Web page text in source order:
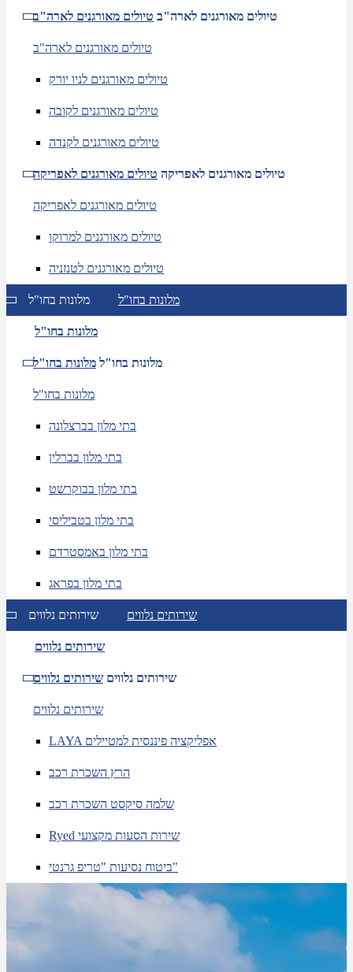
טיולים מאורגנים לארה"ב טיולים מאורגנים לארה"ב
טיולים מאורגנים לארה"ב
טיולים מאורגנים לניו יורק
טיולים מאורגנים לקובה
טיולים מאורגנים לקנדה
טיולים מאורגנים לאפריקה טיולים מאורגנים לאפריקה
טיולים מאורגנים לאפריקה
טיולים מאורגנים למרוקו
טיולים מאורגנים לטנזניה
מלונות בחו"ל מלונות בחו"ל
מלונות בחו"ל
מלונות בחו"ל מלונות בחו"ל
מלונות בחו"ל
בתי מלון בברצלונה
בתי מלון בברלין
בתי מלון בבוקרשט
בתי מלון בטביליסי
בתי מלון באמסטרדם
בתי מלון בפראג
שירותים נלווים שירותים נלווים
שירותים נלווים
שירותים נלווים שירותים נלווים
שירותים נלווים
LAYA אפליקציה פיננסית למטיילים
הרץ השכרת רכב
שלמה סיקסט השכרת רכב
Ryed שירות הסעות מקצועי
ביטוח נסיעות "טריפ גרנטי"